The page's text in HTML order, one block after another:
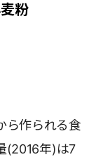
粉
ら作られる食
(2016年)は7